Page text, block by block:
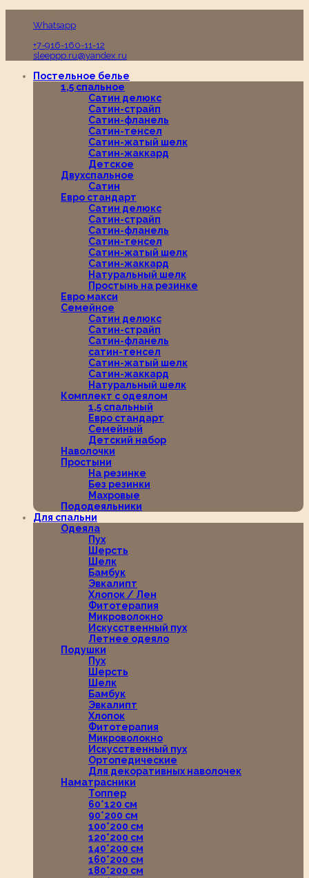
Whatsapp
+7-916-160-11-12
sleeppp.ru@yandex.ru
Постельное белье
1,5 спальное
Сатин делюкс
Сатин-страйп
Сатин-фланель
Сатин-тенсел
Сатин-жатый шелк
Сатин-жаккард
Детское
Двухспальное
Сатин
Евро стандарт
Сатин делюкс
Сатин-страйп
Сатин-фланель
Сатин-тенсел
Сатин-жатый шелк
Сатин-жаккард
Натуральный шелк
Простынь на резинке
Евро макси
Семейное
Сатин делюкс
Сатин-страйп
Сатин-фланель
сатин-тенсел
Сатин-жатый шелк
Сатин-жаккард
Натуральный шелк
Комплект с одеялом
1,5 спальный
Евро стандарт
Семейный
Детский набор
Наволочки
Простыни
На резинке
Без резинки
Махровые
Пододеяльники
Для спальни
Одеяла
Пух
Шерсть
Шелк
Бамбук
Эвкалипт
Хлопок / Лен
Фитотерапия
Микроволокно
Искусственный пух
Летнее одеяло
Подушки
Пух
Шерсть
Шелк
Бамбук
Эвкалипт
Хлопок
Фитотерапия
Микроволокно
Искусственный пух
Ортопедические
Для декоративных наволочек
Наматрасники
Топпер
60*120 см
90*200 см
100*200 см
120*200 см
140*200 см
160*200 см
180*200 см